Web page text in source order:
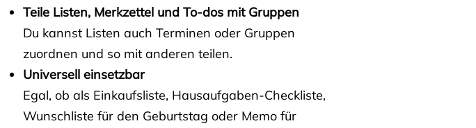
Teile Listen, Merkzettel und To-dos mit Gruppen
Du kannst Listen auch Terminen oder Gruppen
zuordnen und so mit anderen teilen.
Universell einsetzbar
Egal, ob als Einkaufsliste, Hausaufgaben-Checkliste,
Wunschliste für den Geburtstag oder Memo für